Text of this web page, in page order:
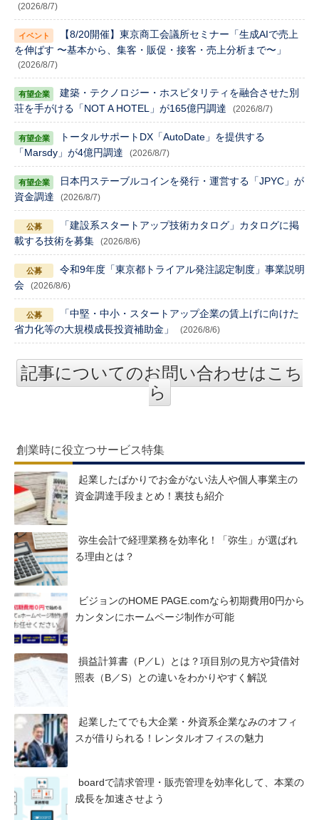
(2026/8/7)
【8/20開催】東京商工会議所セミナー「生成AIで売上
を伸ばす 〜基本から、集客・販促・接客・売上分析まで〜」
(2026/8/7)
建築・テクノロジー・ホスピタリティを融合させた別
荘を手がける「NOT A HOTEL」が165億円調達
(2026/8/7)
トータルサポートDX「AutoDate」を提供する
「Marsdy」が4億円調達
(2026/8/7)
日本円ステーブルコインを発行・運営する「JPYC」が
資金調達
(2026/8/7)
「建設系スタートアップ技術カタログ」カタログに掲
載する技術を募集
(2026/8/6)
令和9年度「東京都トライアル発注認定制度」事業説明
会
(2026/8/6)
「中堅・中小・スタートアップ企業の賃上げに向けた
省力化等の大規模成長投資補助金」
(2026/8/6)
記事についてのお問い合わせはこち
ら
創業時に役立つサービス特集
起業したばかりでお金がない法人や個人事業主の
資金調達手段まとめ！裏技も紹介
弥生会計で経理業務を効率化！「弥生」が選ばれ
る理由とは？
ビジョンのHOME PAGE.comなら初期費用0円から
カンタンにホームページ制作が可能
損益計算書（P／L）とは？項目別の見方や貸借対
照表（B／S）との違いをわかりやすく解説
起業したてでも大企業・外資系企業なみのオフィ
スが借りられる！レンタルオフィスの魅力
boardで請求管理・販売管理を効率化して、本業の
成長を加速させよう